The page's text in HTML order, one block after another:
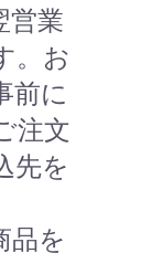
営業
。お
前に
注文
先を
品を